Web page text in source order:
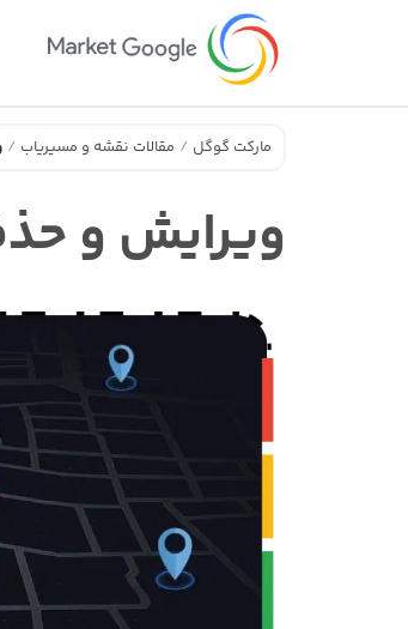
مارکت گوگل مقالات نقشه و مسیریاب
ویرایش و